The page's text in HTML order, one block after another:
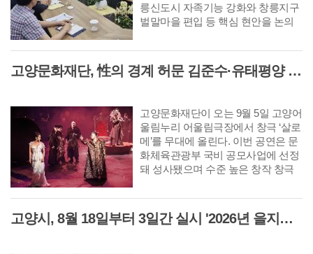
릉신도시 자족기능 강화와 창릉지구
벌말마을 편입 등 핵심 현안을 논의
업본부장의 방문 인사를 겸해 마련됐
으며 양 기관은 핵심 사업의 신속한
추진을 위해 실무TF를 구성하고 정고양문화재단, 性의 경계 허문 김준수·유태평양 주연 남성 창극 '살로메' 공연
고양문화재단이 오는 9월 5일 고양어
울림누리 어울림극장에서 창극 ‘살로
메’를 무대에 올린다. 이번 공연은 문
화체육관광부 국비 공모사업에 선정
돼 성사됐으며 수준 높은 창작 창극
살로메는 남성을 유혹해 파멸로 이끄
는 세기의 요부(妖婦) '살로메'를 소재
로 한 오스카 와일드의 동명 희곡을
고양시, 8월 18일부터 3일간 실시 '2026년 을지연습' 앞두고 준비보고회 개최